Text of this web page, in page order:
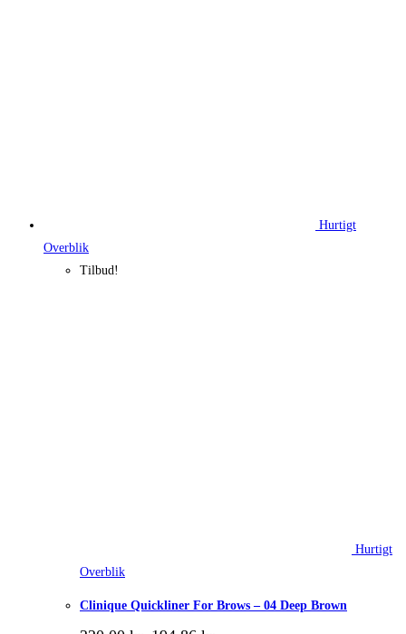
Hurtigt
Overblik
Tilbud!
Hurtigt
Overblik
Clinique Quickliner For Brows – 04 Deep Brown